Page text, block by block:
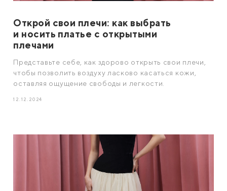
Открой свои плечи: как выбрать
и носить платье с открытыми
плечами
Представьте себе, как здорово открыть свои плечи,
чтобы позволить воздуху ласково касаться кожи,
оставляя ощущение свободы и легкости.
12.12.2024